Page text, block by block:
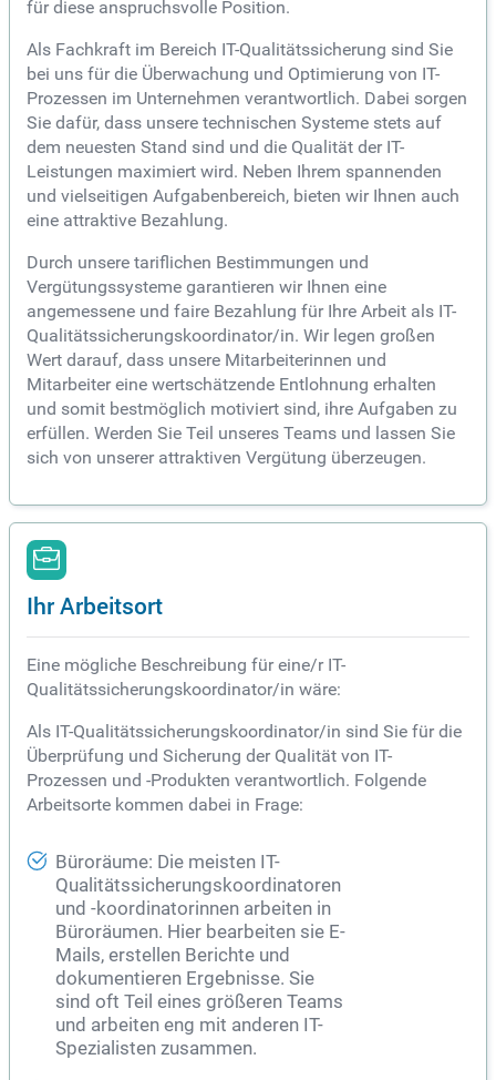
für diese anspruchsvolle Position.
Als Fachkraft im Bereich IT-Qualitätssicherung sind Sie
bei uns für die Überwachung und Optimierung von IT-
Prozessen im Unternehmen verantwortlich. Dabei sorgen
Sie dafür, dass unsere technischen Systeme stets auf
dem neuesten Stand sind und die Qualität der IT-
Leistungen maximiert wird. Neben Ihrem spannenden
und vielseitigen Aufgabenbereich, bieten wir Ihnen auch
eine attraktive Bezahlung.
Durch unsere tariflichen Bestimmungen und
Vergütungssysteme garantieren wir Ihnen eine
angemessene und faire Bezahlung für Ihre Arbeit als IT-
Qualitätssicherungskoordinator/in. Wir legen großen
Wert darauf, dass unsere Mitarbeiterinnen und
Mitarbeiter eine wertschätzende Entlohnung erhalten
und somit bestmöglich motiviert sind, ihre Aufgaben zu
erfüllen. Werden Sie Teil unseres Teams und lassen Sie
sich von unserer attraktiven Vergütung überzeugen.
Ihr Arbeitsort
Eine mögliche Beschreibung für eine/r IT-
Qualitätssicherungskoordinator/in wäre:
Als IT-Qualitätssicherungskoordinator/in sind Sie für die
Überprüfung und Sicherung der Qualität von IT-
Prozessen und -Produkten verantwortlich. Folgende
Arbeitsorte kommen dabei in Frage:
Büroräume: Die meisten IT-
Qualitätssicherungskoordinatoren
und -koordinatorinnen arbeiten in
Büroräumen. Hier bearbeiten sie E-
Mails, erstellen Berichte und
dokumentieren Ergebnisse. Sie
sind oft Teil eines größeren Teams
und arbeiten eng mit anderen IT-
Spezialisten zusammen.